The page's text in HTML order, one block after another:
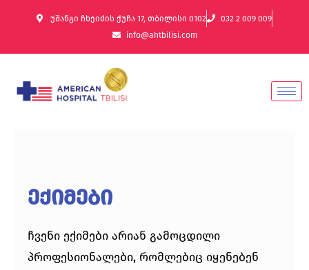
უშანგი ჩხეიძის ქუჩა 17, თბილისი 0102
032 2 009 009
info@ahtbilisi.com
ექიმები
ჩვენი ექიმები არიან გამოცდილი
პროფესიონალები, რომლებიც იყენებენ